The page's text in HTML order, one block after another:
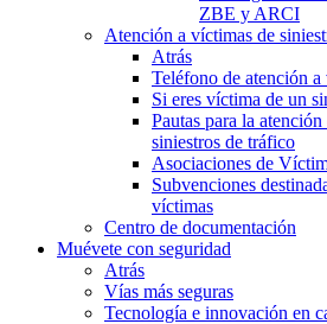
ZBE y ARCI
Atención a víctimas de
Atrás
Teléfono de atención
Si eres víctima de un
Pautas para la
siniestros de tráfico
Asociaciones de
Subvenciones
víctimas
Centro de documentación
Muévete con seguridad
Atrás
Vías más seguras
Tecnología e innovación en